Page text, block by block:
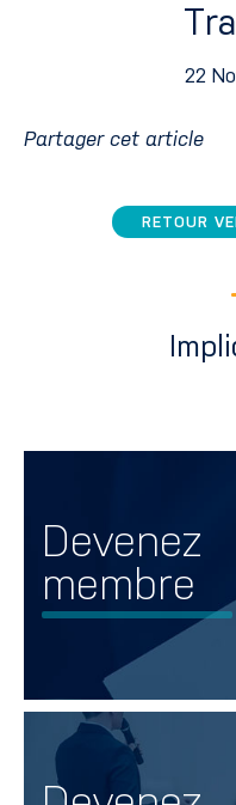
22
Partager cet article
RETOUR
Devenez
membre